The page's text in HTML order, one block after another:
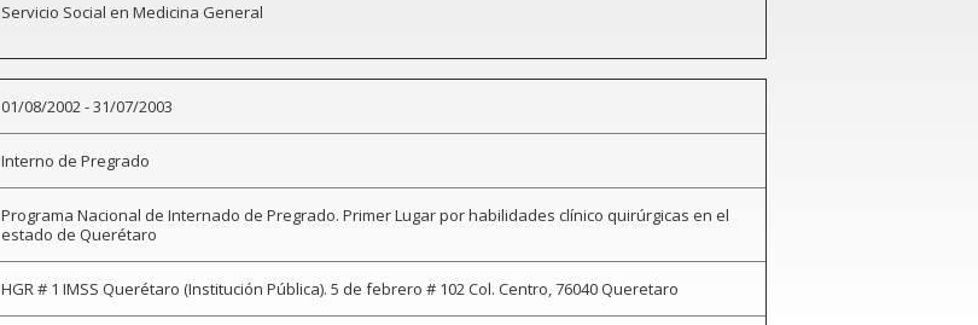
Servicio Social en Medicina General
01/08/2002 - 31/07/2003
Interno de Pregrado
Programa Nacional de Internado de Pregrado. Primer Lugar por habilidades clínico quirúrgicas en el
estado de Querétaro
HGR # 1 IMSS Querétaro (Institución Pública). 5 de febrero # 102 Col. Centro, 76040 Queretaro